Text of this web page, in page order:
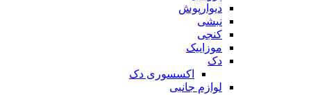
دیوارپوش
نبشی
کنجی
موزاییک
دک
اکسسوری دک
لوازم جانبی